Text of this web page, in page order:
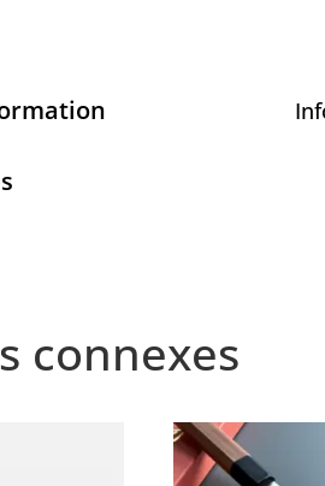
connexes